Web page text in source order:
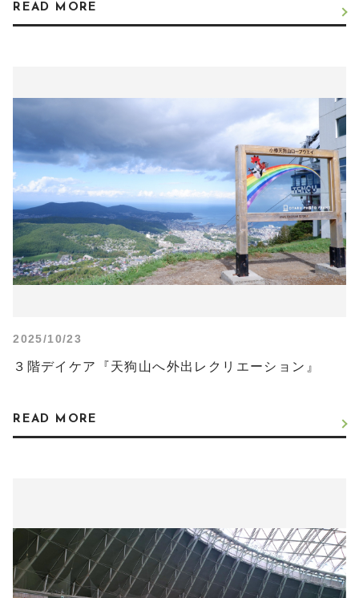
READ MORE
2025/10/23
３階デイケア『天狗山へ外出レクリエーション』
READ MORE